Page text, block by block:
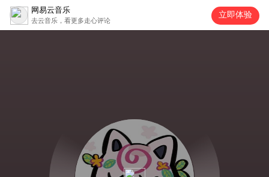
网易云音乐
去云音乐，看更多走心评论
立即体验